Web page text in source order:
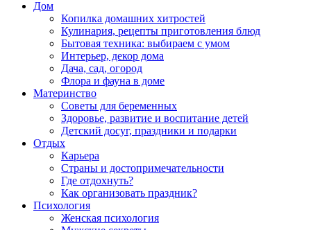
Дом
Копилка домашних хитростей
Кулинария, рецепты приготовления блюд
Бытовая техника: выбираем с умом
Интерьер, декор дома
Дача, сад, огород
Флора и фауна в доме
Материнство
Советы для беременных
Здоровье, развитие и воспитание детей
Детский досуг, праздники и подарки
Отдых
Карьера
Страны и достопримечательности
Где отдохнуть?
Как организовать праздник?
Психология
Женская психология